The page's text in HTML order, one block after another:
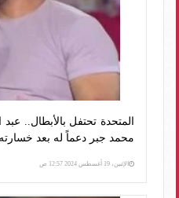
المتحدة تحتفل بالأبطال..
محمد جبر دعماً له بعد
الإثنين، 19 أغسطس 2024 12:57 ص